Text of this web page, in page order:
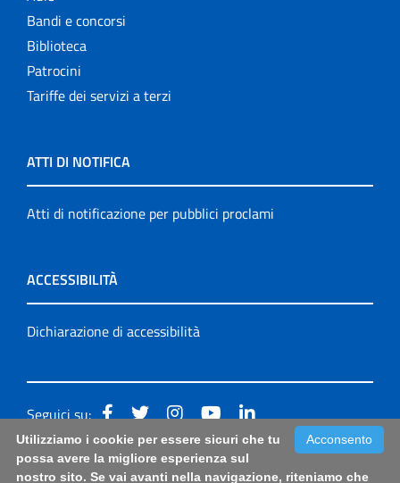
Bandi e concorsi
Biblioteca
Patrocini
Tariffe dei servizi a terzi
ATTI DI NOTIFICA
Atti di notificazione per pubblici proclami
ACCESSIBILITÀ
Dichiarazione di accessibilità
Seguici su:
Accessibilità: form di segnalazione di prima istanza per
Acconsento
Utilizziamo i cookie per essere sicuri che tu
possa avere la migliore esperienza sul
nostro sito. Se vai avanti nella navigazione, riteniamo che